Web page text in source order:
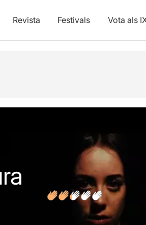
Revista Festivals Vota als